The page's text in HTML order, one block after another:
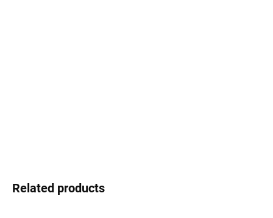
Related products